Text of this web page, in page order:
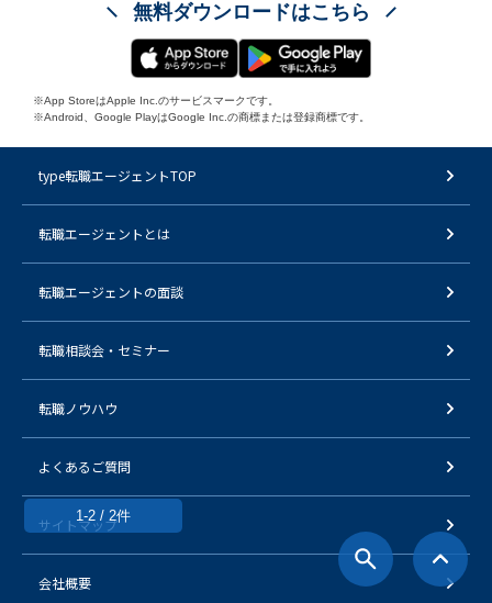
1-2 / 2件
無料ダウンロードはこちら
※App StoreはApple Inc.のサービスマークです。
※Android、Google PlayはGoogle Inc.の商標または登録商標です。
type転職エージェントTOP
転職エージェントとは
転職エージェントの面談
転職相談会・セミナー
転職ノウハウ
よくあるご質問
サイトマップ
会社概要